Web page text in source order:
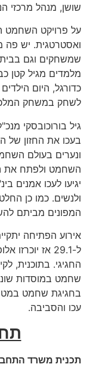
שושן, מנהל מרכזי
על פרויקט השחמט
ואסטרטגית. יש פה
שמשחקים וגם בבית
מלמדים מגיל קטן
כדורגל, היום הילדים
לשחק במשחק
גיל בורוכובסקי
בעכו את החזון של
ונערים בעולם
השחמט ולפתח את
יגיעו לעכו אמנים
ולנשים. כמו כן
המפונים מביתם
ל-29.1 אז
החגיגי. בתוכנית,
שחמט במוסדות
בחגיגת שחמט
עכו והסביבה.
תכנית משרד